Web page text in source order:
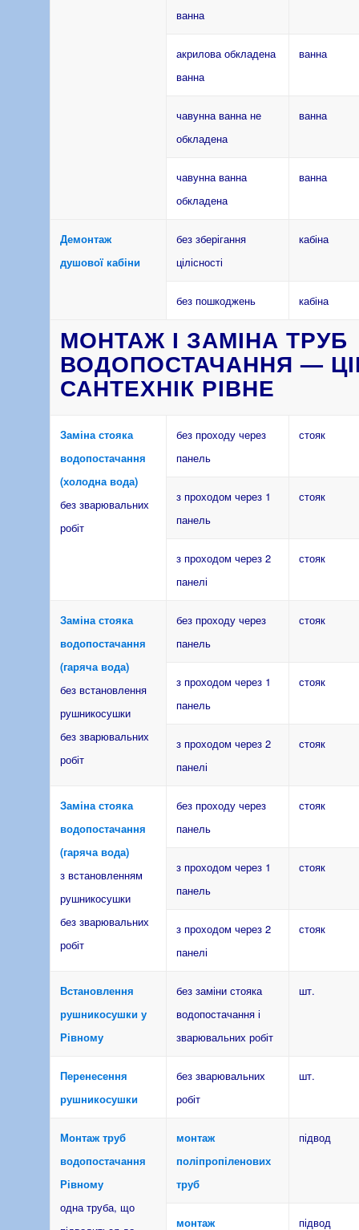
ванна
акрилова обкладена
ванна
ванна
чавунна ванна не
обкладена
ванна
чавунна ванна
обкладена
ванна
Демонтаж
душової кабіни
без зберігання
цілісності
кабіна
без пошкоджень кабіна
МОНТАЖ І ЗАМІНА ТРУБ
ВОДОПОСТАЧАННЯ —
САНТЕХНІК РІВНЕ
Заміна стояка
водопостачання
(холодна вода)
без зварювальних
робіт
без проходу через
панель
стояк
з проходом через 1
панель
стояк
з проходом через 2
панелі
стояк
Заміна стояка
водопостачання
(гаряча вода)
без встановлення
рушникосушки
без зварювальних
робіт
без проходу через
панель
стояк
з проходом через 1
панель
стояк
з проходом через 2
панелі
стояк
Заміна стояка
водопостачання
(гаряча вода)
з встановленням
рушникосушки
без зварювальних
робіт
без проходу через
панель
стояк
з проходом через 1
панель
стояк
з проходом через 2
панелі
стояк
Встановлення
рушникосушки у
Рівному
без заміни стояка
водопостачання і
зварювальних робіт
шт.
Перенесення
рушникосушки
без зварювальних
робіт
шт.
Монтаж труб
водопостачання
Рівному
одна труба, що
монтаж
поліпропіленових
труб
підвод
монтаж
підвод